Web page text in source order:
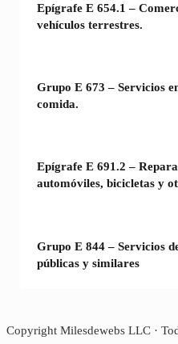
Epígrafe E 654.1 –
vehículos terrestres.
Grupo E 673 – Servicios
comida.
Epígrafe E 691.2 –
automóviles, bicicletas y
Grupo E 844 – Servicios
públicas y similares
Copyright Milesdewebs LLC ·